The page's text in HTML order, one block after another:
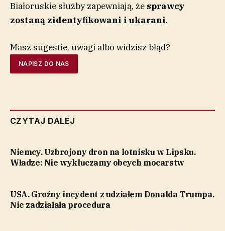
Białoruskie służby zapewniają, że sprawcy
zostaną zidentyfikowani i ukarani.
Masz sugestie, uwagi albo widzisz błąd?
NAPISZ DO NAS
CZYTAJ DALEJ
Niemcy. Uzbrojony dron na lotnisku w Lipsku.
Władze: Nie wykluczamy obcych mocarstw
USA. Groźny incydent z udziałem Donalda Trumpa.
Nie zadziałała procedura